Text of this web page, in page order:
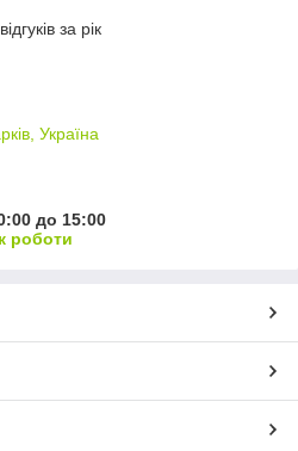
за рік
Україна
до 15:00
роботи